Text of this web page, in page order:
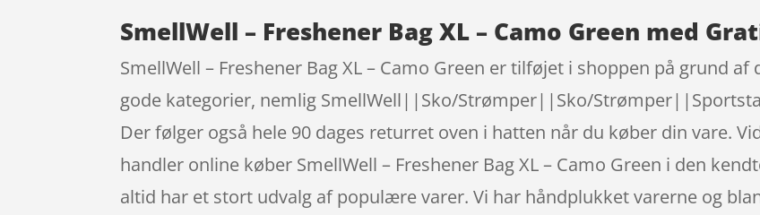
SmellWell – Freshener Bag XL – Camo Green med
SmellWell – Freshener Bag XL – Camo Green er tilføjet i shoppen på grund
gode kategorier, nemlig SmellWell||Sko/Strømper||Sko/
Der følger også hele 90 dages returret oven i hatten når du køber din vare.
handler online køber SmellWell – Freshener Bag XL – Camo Green i den
altid har et stort udvalg af populære varer. Vi har håndplukket varerne og